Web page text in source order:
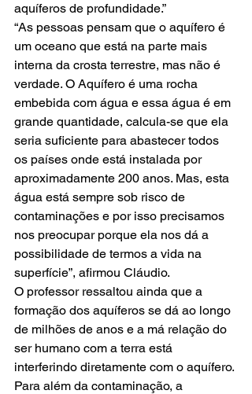
aquíferos de profundidade.”
“As pessoas pensam que o aquífero é
um oceano que está na parte mais
interna da crosta terrestre, mas não é
verdade. O Aquífero é uma rocha
embebida com água e essa água é em
grande quantidade, calcula-se que ela
seria suficiente para abastecer todos
os países onde está instalada por
aproximadamente 200 anos. Mas, esta
água está sempre sob risco de
contaminações e por isso precisamos
nos preocupar porque ela nos dá a
possibilidade de termos a vida na
superfície”, afirmou Cláudio.
O professor ressaltou ainda que a
formação dos aquíferos se dá ao longo
de milhões de anos e a má relação do
ser humano com a terra está
interferindo diretamente com o aquífero.
Para além da contaminação, a